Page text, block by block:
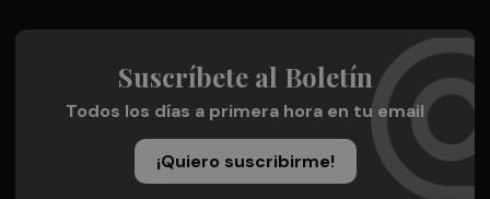
Suscríbete al Boletín
Todos los días a primera hora en tu email
¡Quiero suscribirme!